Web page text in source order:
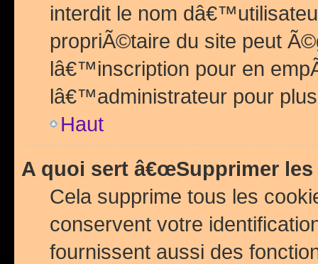
interdit le nom
propriÃ©taire du site peut
lâ€™inscription pour en
lâ€™administrateur pour
Haut
A quoi sert â€œSupprimer les
Cela supprime tous les
conservent votre
fournissent aussi des